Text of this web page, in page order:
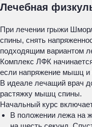
Лечебная
При лечении грыжи
спины, снять
подходящим вариантом
Комплекс ЛФК
если напряжение мышц и
В идеале лечащий врач
растяжку мышц спины.
Начальный курс
В положении лежа на